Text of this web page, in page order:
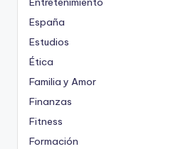
España
Estudios
Ética
Familia y Amor
Finanzas
Fitness
Formación